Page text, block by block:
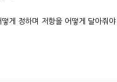
게 정하며 저항을 어떻게 달아줘